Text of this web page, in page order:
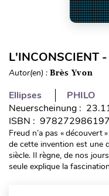
L'INCONSCIENT
Autor(en) : Brès Yvon
Ellipses
PHILO
Neuerscheinung :
ISBN :
Freud n’a pas « découvert
de cette invention est une
siècle. Il règne, de nos
seule explique la